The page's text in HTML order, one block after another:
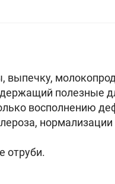
выпечку,
полезные
восполнению
отруби.